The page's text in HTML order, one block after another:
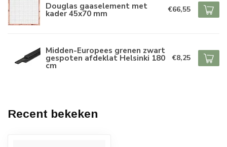
Douglas gaaselement met
kader 45x70 mm €66,55
Midden-Europees grenen zwart
gespoten afdeklat Helsinki 180
cm
€8,25
Recent bekeken